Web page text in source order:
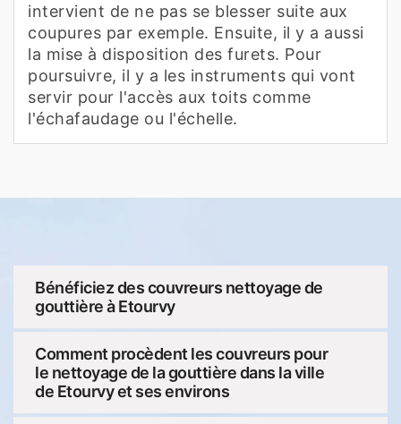
intervient de ne pas se blesser suite aux
coupures par exemple. Ensuite, il y a aussi
la mise à disposition des furets. Pour
poursuivre, il y a les instruments qui vont
servir pour l'accès aux toits comme
l'échafaudage ou l'échelle.
Bénéficiez des couvreurs nettoyage de
gouttière à Etourvy
Comment procèdent les couvreurs pour
le nettoyage de la gouttière dans la ville
de Etourvy et ses environs